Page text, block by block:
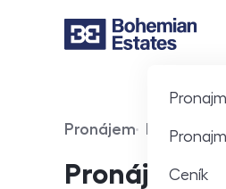
Ceník
Typ nabídky
Pronájem
Typ nemovitosti
Byt
Pronájem